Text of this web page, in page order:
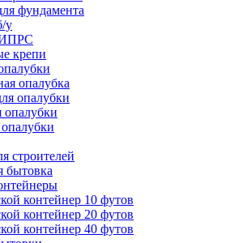
фундамента
у
крепи
опалубка
опалубки
опалубки
строителей
бытовка
контейнер 10 футов
контейнер 20 футов
контейнер 40 футов